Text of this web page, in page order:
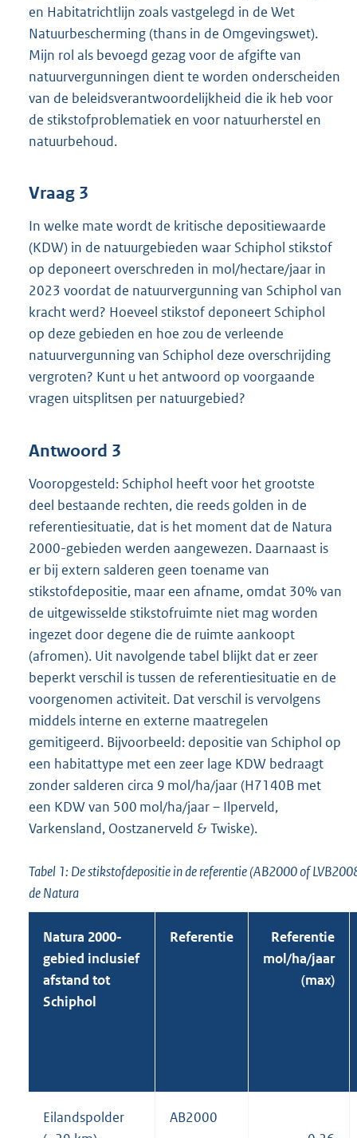
en Habitatrichtlijn zoals vastgelegd in de Wet
Natuurbescherming (thans in de Omgevingswet).
Mijn rol als bevoegd gezag voor de afgifte van
natuurvergunningen dient te worden onderscheiden
van de beleidsverantwoordelijkheid die ik heb voor
de stikstofproblematiek en voor natuurherstel en
natuurbehoud.
Vraag 3
In welke mate wordt de kritische depositiewaarde
(KDW) in de natuurgebieden waar Schiphol stikstof
op deponeert overschreden in mol/hectare/jaar in
2023 voordat de natuurvergunning van Schiphol van
kracht werd? Hoeveel stikstof deponeert Schiphol
op deze gebieden en hoe zou de verleende
natuurvergunning van Schiphol deze overschrijding
vergroten? Kunt u het antwoord op voorgaande
vragen uitsplitsen per natuurgebied?
Antwoord 3
Vooropgesteld: Schiphol heeft voor het grootste
deel bestaande rechten, die reeds golden in de
referentiesituatie, dat is het moment dat de Natura
2000-gebieden werden aangewezen. Daarnaast is
er bij extern salderen geen toename van
stikstofdepositie, maar een afname, omdat 30% van
de uitgewisselde stikstofruimte niet mag worden
ingezet door degene die de ruimte aankoopt
(afromen). Uit navolgende tabel blijkt dat er zeer
beperkt verschil is tussen de referentiesituatie en de
voorgenomen activiteit. Dat verschil is vervolgens
middels interne en externe maatregelen
gemitigeerd. Bijvoorbeeld: depositie van Schiphol op
een habitattype met een zeer lage KDW bedraagt
zonder salderen circa 9 mol/ha/jaar (H7140B met
een KDW van 500 mol/ha/jaar – Ilperveld,
Varkensland, Oostzanerveld & Twiske).
Tabel 1: De stikstofdepositie in de referentie (AB2000 of
de Natura
Natura 2000-
gebied inclusief
afstand tot
Schiphol
Referentie
Referentie
mol/ha/jaar
(max)
Eilandspolder
AB2000